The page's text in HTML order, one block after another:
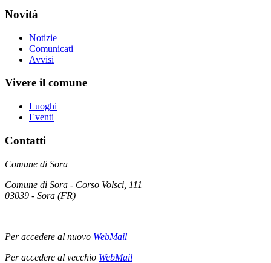
Novità
Notizie
Comunicati
Avvisi
Vivere il comune
Luoghi
Eventi
Contatti
Comune di Sora
Comune di Sora - Corso Volsci, 111
03039 - Sora (FR)
Per accedere al nuovo WebMail
Per accedere al vecchio WebMail